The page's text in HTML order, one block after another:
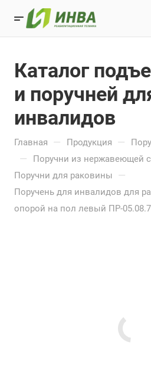
Каталог
и поручней
инвалидов
Главная — Продукция —
— Поручни из нержавеющей
Поручни для раковины —
Поручень для инвалидов для
опорой на пол левый ПР-